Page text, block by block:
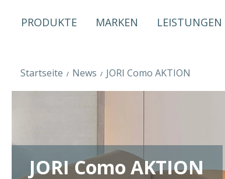
PRODUKTE MARKEN LEISTUNGEN
Startseite News JORI Como AKTION
JORI Como AKTION